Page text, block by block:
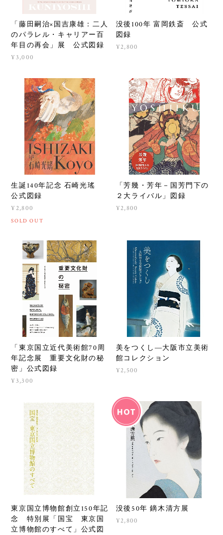
「藤田嗣治×国吉康雄：二人
のパラレル・キャリアー百
年目の再会」展 公式図録
¥3,000
没後100年 富岡鉄斎 公式
図録
¥2,800
生誕140年記念 石崎光瑤
公式図録
¥2,800
SOLD OUT
「芳幾・芳年－国芳門下の
２大ライバル」図録
¥2,800
「東京国立近代美術館70周
年記念展 重要文化財の秘
密」公式図録
¥3,300
美をつくし―大阪市立美術
館コレクション
¥2,500
東京国立博物館創立150年記
念 特別展「国宝 東京国
立博物館のすべて」公式図
没後50年 鏑木清方展
¥2,800